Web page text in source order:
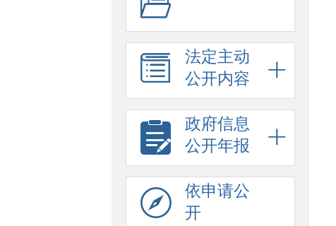
法定主动
公开内容
政府信息
公开年报
依申请公
开